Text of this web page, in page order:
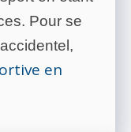
Pour se
en